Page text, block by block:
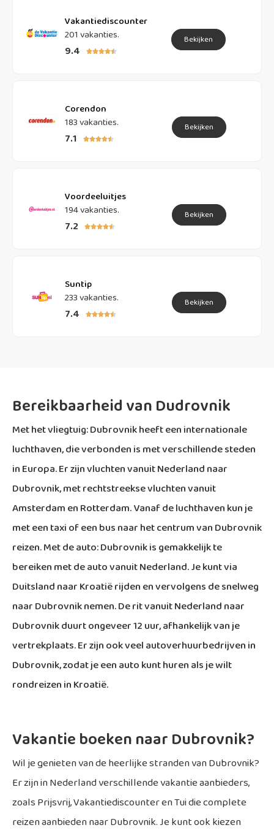
Vakantiediscounter
201 vakanties.
9.4 
Bekijken
Corendon
183 vakanties.
7.1 
Bekijken
Voordeeluitjes
194 vakanties.
7.2 
Bekijken
Suntip
233 vakanties.
7.4 
Bekijken
Bereikbaarheid van Dudrovnik
Met het vliegtuig: Dubrovnik heeft een internationale
luchthaven, die verbonden is met verschillende steden
in Europa. Er zijn vluchten vanuit Nederland naar
Dubrovnik, met rechtstreekse vluchten vanuit
Amsterdam en Rotterdam. Vanaf de luchthaven kun je
met een taxi of een bus naar het centrum van Dubrovnik
reizen. Met de auto: Dubrovnik is gemakkelijk te
bereiken met de auto vanuit Nederland. Je kunt via
Duitsland naar Kroatië rijden en vervolgens de snelweg
naar Dubrovnik nemen. De rit vanuit Nederland naar
Dubrovnik duurt ongeveer 12 uur, afhankelijk van je
vertrekplaats. Er zijn ook veel autoverhuurbedrijven in
Dubrovnik, zodat je een auto kunt huren als je wilt
rondreizen in Kroatië.
Vakantie boeken naar Dubrovnik?
Wil je genieten van de heerlijke stranden van Dubrovnik?
Er zijn in Nederland verschillende vakantie aanbieders,
zoals Prijsvrij, Vakantiediscounter en Tui die complete
reizen aanbieden naar Dubrovnik. Je kunt ook kiezen